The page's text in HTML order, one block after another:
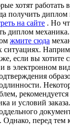
работать
получить
на сайте . Но
диплом
жмите сюда
если вы хотите
в электронном
и условий
Однако, перед